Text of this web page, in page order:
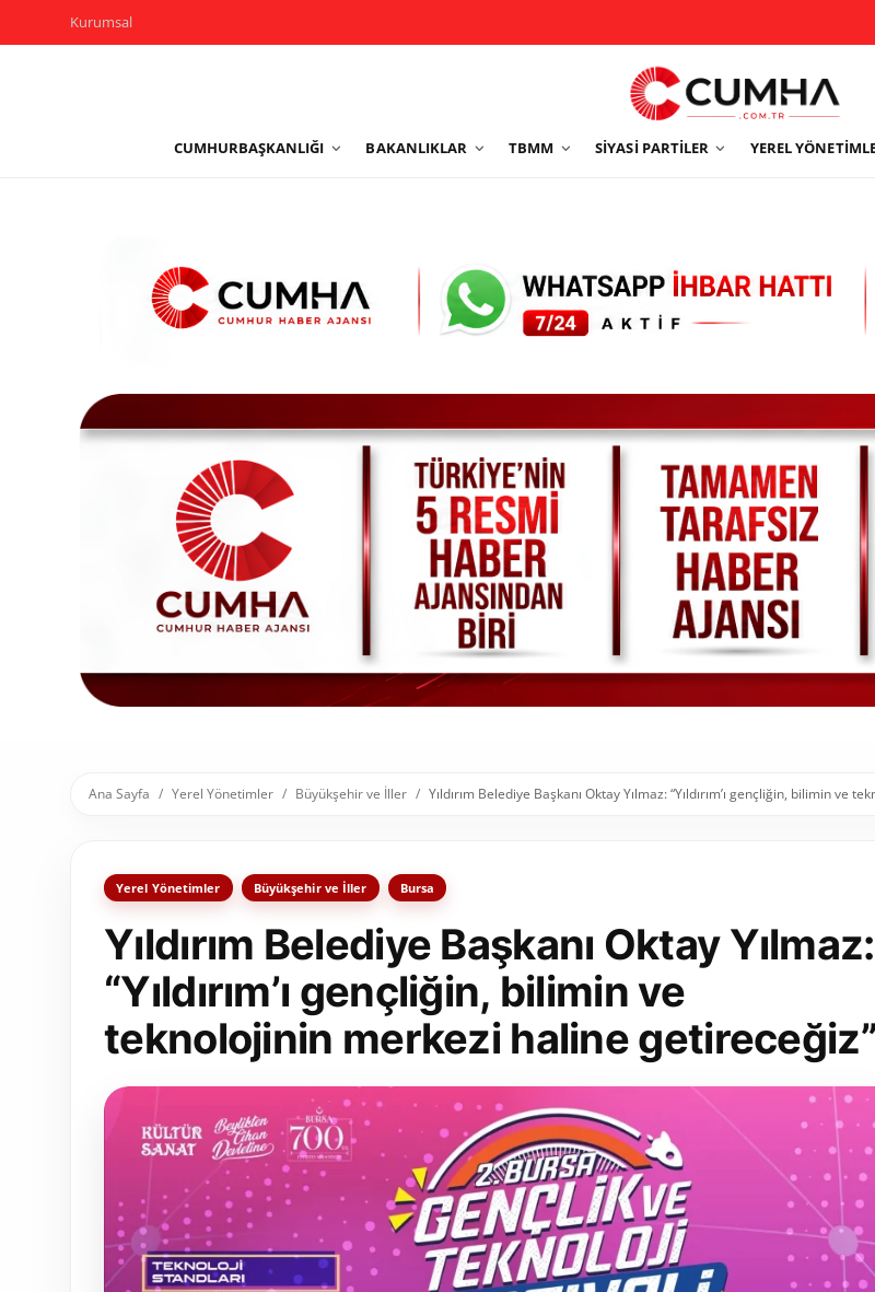
Kurumsal
CUMHURBAŞKANLIĞI BAKANLIKLAR TBMM SIYASI PARTILER YEREL
Yerel Yönetimler
Sivil Toplum Kuruluşları
Kamu Kurumları ve Üst Kurullar
Resmi Reklamlar
Ana Sayfa Yerel Yönetimler Büyükşehir ve İller Yıldırım Belediye Başkanı Oktay Yılmaz: “Yıldırım’ı gençliğin, bilimin ve
Yerel Yönetimler Büyükşehir ve İller Bursa
Yıldırım Belediye Başkanı Oktay Yılmaz:
“Yıldırım’ı gençliğin, bilimin ve
teknolojinin merkezi haline getireceğiz”